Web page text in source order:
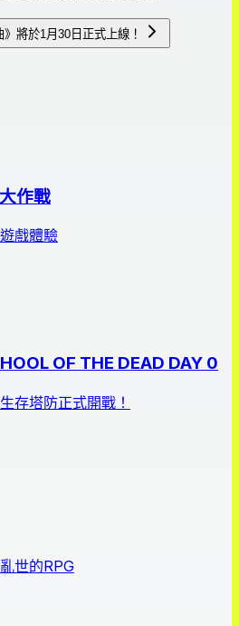
將於1月30日正式上線！
作戰
戲體驗
OF THE DEAD DAY 0
存塔防正式開戰！
世的RPG